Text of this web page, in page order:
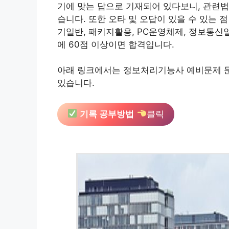
기에 맞는 답으로 기재되어 있다보니, 관련
습니다. 또한 오타 및 오답이 있을 수 있는
기일반, 패키지활용, PC운영체제, 정보통
에 60점 이상이면 합격입니다.
아래 링크에서는 정보처리기능사 예비문제
있습니다.
기록 공부방법 클릭